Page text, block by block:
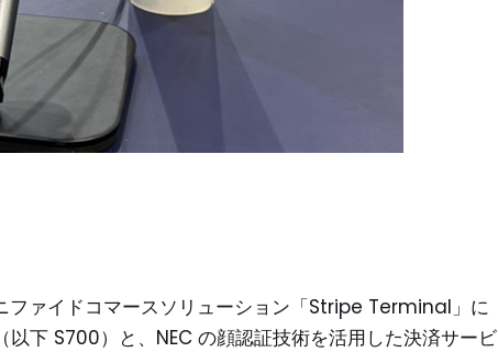
ファイドコマースソリューション「Stripe Terminal」に
下 S700）と、NEC の顔認証技術を活用した決済サービ